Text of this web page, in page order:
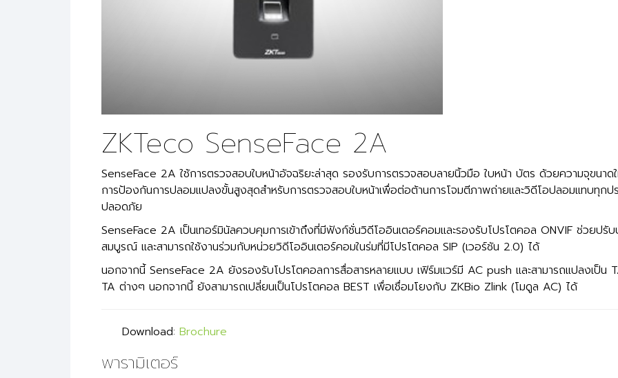
ZKTeco SenseFace 2A
SenseFace 2A ใช้การตรวจสอบใบหน้าอัจฉริยะล่าสุด รองรับการตรวจสอบลายนิ้วมือ ใบหน้า บัตร ด้วยความจุขนา
การป้องกันการปลอมแปลงขั้นสูงสุดสำหรับการตรวจสอบใบหน้าเพื่อต่อต้านการโจมตีภาพถ่ายและวิดีโอปลอมแทบทุกป
ปลอดภัย
SenseFace 2A เป็นเทอร์มินัลควบคุมการเข้าถึงที่มีฟังก์ชั่นวิดีโออินเตอร์คอมและรองรับโปรโตคอล ONVIF ช่วยป
สมบูรณ์ และสามารถใช้งานร่วมกับหน่วยวิดีโออินเตอร์คอมในร่มที่มีโปรโตคอล SIP (เวอร์ชัน 2.0) ได้
นอกจากนี้ SenseFace 2A ยังรองรับโปรโตคอลการสื่อสารหลายแบบ เฟิร์มแวร์มี AC push และสามารถแปลงเป็
TA ต่างๆ นอกจากนี้ ยังสามารถเปลี่ยนเป็นโปรโตคอล BEST เพื่อเชื่อมโยงกับ ZKBio Zlink (โมดูล AC) ได้
Download: Brochure
พารามิเตอร์